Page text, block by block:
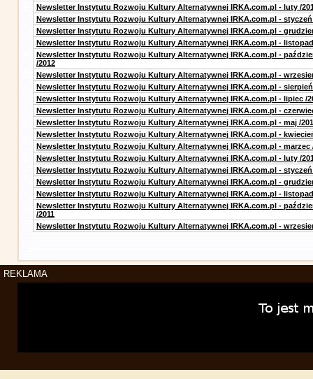
Newsletter Instytutu Rozwoju Kultury Alternatywnej IRKA.com.pl - luty /
Newsletter Instytutu Rozwoju Kultury Alternatywnej IRKA.com.pl - styczeń
Newsletter Instytutu Rozwoju Kultury Alternatywnej IRKA.com.pl -
Newsletter Instytutu Rozwoju Kultury Alternatywnej IRKA.com.pl - listopad
Newsletter Instytutu Rozwoju Kultury Alternatywnej IRKA.com.pl -
/2012
Newsletter Instytutu Rozwoju Kultury Alternatywnej IRKA.com.pl -
Newsletter Instytutu Rozwoju Kultury Alternatywnej IRKA.com.pl - sierpień
Newsletter Instytutu Rozwoju Kultury Alternatywnej IRKA.com.pl - lipiec /
Newsletter Instytutu Rozwoju Kultury Alternatywnej IRKA.com.pl -
Newsletter Instytutu Rozwoju Kultury Alternatywnej IRKA.com.pl - maj /
Newsletter Instytutu Rozwoju Kultury Alternatywnej IRKA.com.pl -
Newsletter Instytutu Rozwoju Kultury Alternatywnej IRKA.com.pl - marzec
Newsletter Instytutu Rozwoju Kultury Alternatywnej IRKA.com.pl - luty /
Newsletter Instytutu Rozwoju Kultury Alternatywnej IRKA.com.pl - styczeń
Newsletter Instytutu Rozwoju Kultury Alternatywnej IRKA.com.pl -
Newsletter Instytutu Rozwoju Kultury Alternatywnej IRKA.com.pl - listopad
Newsletter Instytutu Rozwoju Kultury Alternatywnej IRKA.com.pl -
/2011
Newsletter Instytutu Rozwoju Kultury Alternatywnej IRKA.com.pl -
REKLAMA